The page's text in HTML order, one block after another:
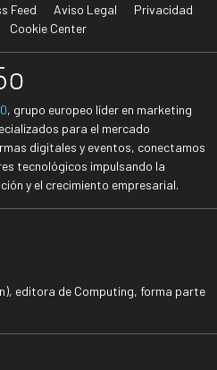
Feed Aviso Legal
Privacidad
Cookie Center
, grupo europeo líder en marketing
para el mercado
digitales y eventos, conectamos
tecnológicos impulsando la
y el crecimiento empresarial.
editora de Computing, forma parte